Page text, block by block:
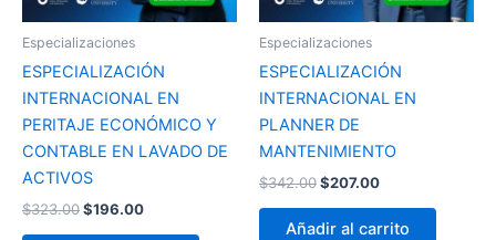
Especializaciones
ESPECIALIZACIÓN
INTERNACIONAL EN
PERITAJE ECONÓMICO Y
CONTABLE EN LAVADO DE
ACTIVOS
$323.00$196.00
Especializaciones
ESPECIALIZACIÓN
INTERNACIONAL EN
PLANNER DE
MANTENIMIENTO
$342.00$207.00
Añadir al carrito